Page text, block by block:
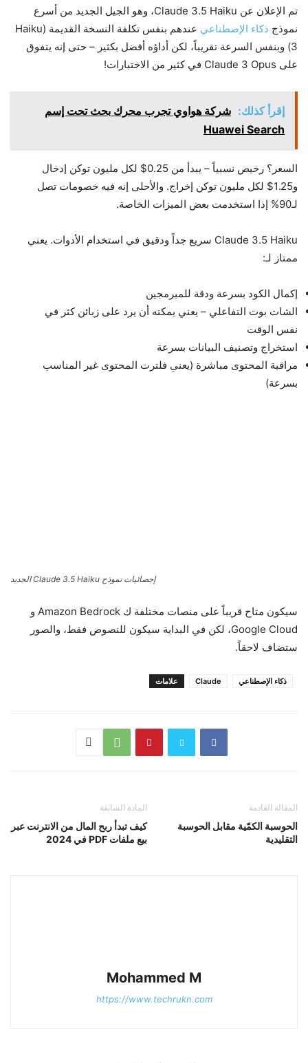
تم الإعلان عن Claude 3.5 Haiku، وهو الجيل الجديد من أسرع
نموذج ذكاء الإصطناعي
عندهم بنفس تكلفة النسخة القديمة (Haiku
3) وبنفس السرعة تقريباً، لكن أداؤه أفضل بكثير – حتى إنه يتفوق
على Claude 3 Opus في كثير من الاختبارات!
إقرأ كذلك: شركة هواوي تجرب محرك بحث تحت إسم
Huawei Search
السعر؟ رخيص نسبياً – يبدأ من 0.25$ لكل مليون توكن إدخال
و1.25$ لكل مليون توكن إخراج. والأحلى إنه فيه خصومات تصل
لـ90% إذا استخدمت بعض الميزات الخاصة.
Claude 3.5 Haiku سريع جداً ودقيق في استخدام الأدوات. يعني
ممتاز لـ:
إكمال الكود بسرعة ودقة للمبرمجين
الشات بوت التفاعلي – يعني يمكته أن يرد على زبائن كثر في
نفس الوقت
استخراج وتصنيف البيانات بسرعة
مراقبة المحتوى مباشرة (يعني فلترت المحتوى غير المناسب
بسرعة)
إجصائيات نموذح Claude 3.5 Haiku الجديد
سيكون متاح قريباً على منصات مختلفة ك Amazon Bedrock و
Google Cloud، لكن في البداية سيكون للنصوص فقط، والصور
ستضاف لاحقاً.
علامات Claude ذكاء الإصطناعي
المادة السابقة
كيف تبدأ ربح المال من الانترنت عبر
بيع ملفات PDF في 2024
المقالة القادمة
الحوسبة الكمّية مقابل الحوسبة
التقليدية
Mohammed M
https://www.techrukn.com